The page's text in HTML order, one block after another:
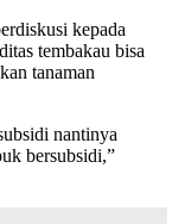
kepada
tembakau bisa
tanaman
nantinya
bersubsidi,”